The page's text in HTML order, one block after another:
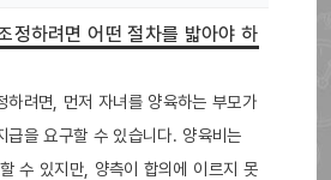
정하려면 어떤 절차를 밟아야 하
하려면, 먼저 자녀를 양육하는 부모가
급을 요구할 수 있습니다. 양육비는
수 있지만, 양측이 합의에 이르지 못